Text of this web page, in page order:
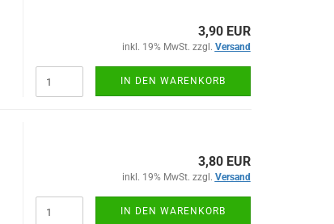
3,90 EUR
inkl. 19% MwSt. zzgl. Versand
IN DEN WARENKORB
3,80 EUR
inkl. 19% MwSt. zzgl. Versand
IN DEN WARENKORB